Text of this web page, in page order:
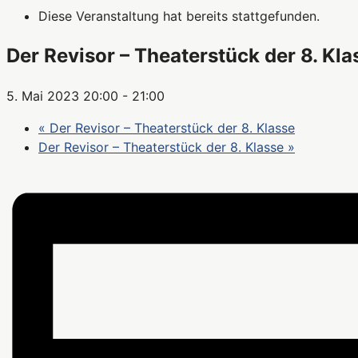
Diese Veranstaltung hat bereits stattgefunden.
Der Revisor – Theaterstück der 8.
5. Mai 2023 20:00 - 21:00
« Der Revisor – Theaterstück der 8. Klasse
Der Revisor – Theaterstück der 8. Klasse »